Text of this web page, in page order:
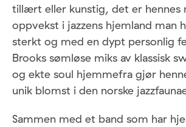
tillært eller kunstig, det er hennes
oppvekst i jazzens hjemland man
sterkt og med en dypt personlig
Brooks sømløse miks av klassisk
og ekte soul hjemmefra gjør
unik blomst i den norske
Sammen med et band som har